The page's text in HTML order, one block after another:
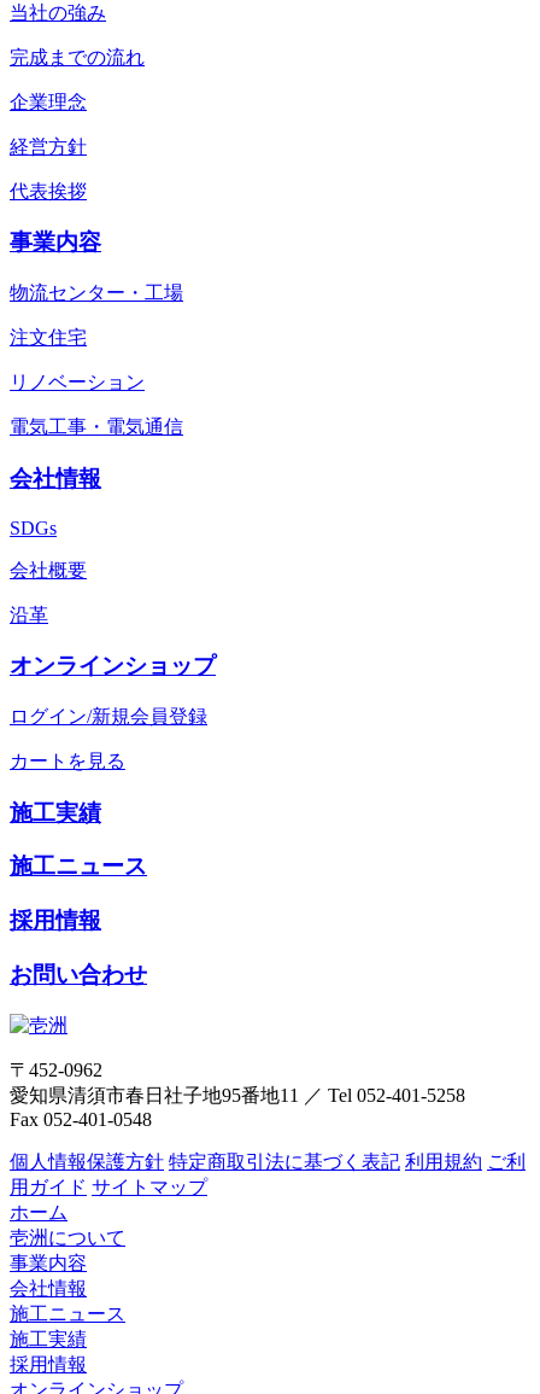
当社の強み
完成までの流れ
企業理念
経営方針
代表挨拶
事業内容
物流センター・工場
注文住宅
リノベーション
電気工事・電気通信
会社情報
SDGs
会社概要
沿革
オンラインショップ
ログイン/新規会員登録
カートを見る
施工実績
施工ニュース
採用情報
お問い合わせ
〒452-0962
愛知県清須市春日社子地95番地11 ／ Tel 052-401-5258
Fax 052-401-0548
個人情報保護方針 特定商取引法に基づく表記 利用規約 ご利
用ガイド サイトマップ
ホーム
壱洲について
事業内容
会社情報
施工ニュース
施工実績
採用情報
オンラインショップ